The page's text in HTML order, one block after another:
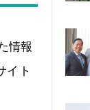
情報
イト